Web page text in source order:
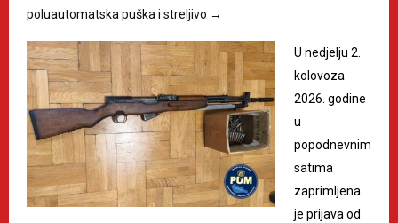
poluautomatska puška i streljivo →
U nedjelju 2.
kolovoza
2026. godine
u
popodnevnim
satima
zaprimljena
je prijava od